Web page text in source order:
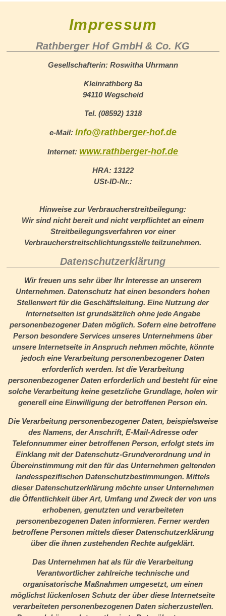
Impressum
Rathberger Hof GmbH & Co. KG
Gesellschafterin: Roswitha Uhrmann
Kleinrathberg 8a
94110 Wegscheid
Tel. (08592) 1318
e-Mail: info@rathberger-hof.de
Internet: www.rathberger-hof.de
HRA: 13122
USt-ID-Nr.:
Hinweise zur Verbraucherstreitbeilegung:
Wir sind nicht bereit und nicht verpflichtet an einem
Streitbeilegungsverfahren vor einer
Verbraucherstreitschlichtungsstelle teilzunehmen.
Datenschutzerklärung
Wir freuen uns sehr über Ihr Interesse an unserem
Unternehmen. Datenschutz hat einen besonders hohen
Stellenwert für die Geschäftsleitung. Eine Nutzung der
Internetseiten ist grundsätzlich ohne jede Angabe
personenbezogener Daten möglich. Sofern eine betroffene
Person besondere Services unseres Unternehmens über
unsere Internetseite in Anspruch nehmen möchte, könnte
jedoch eine Verarbeitung personenbezogener Daten
erforderlich werden. Ist die Verarbeitung
personenbezogener Daten erforderlich und besteht für eine
solche Verarbeitung keine gesetzliche Grundlage, holen wir
generell eine Einwilligung der betroffenen Person ein.
Die Verarbeitung personenbezogener Daten, beispielsweise
des Namens, der Anschrift, E-Mail-Adresse oder
Telefonnummer einer betroffenen Person, erfolgt stets im
Einklang mit der Datenschutz-Grundverordnung und in
Übereinstimmung mit den für das Unternehmen geltenden
landesspezifischen Datenschutzbestimmungen. Mittels
dieser Datenschutzerklärung möchte unser Unternehmen
die Öffentlichkeit über Art, Umfang und Zweck der von uns
erhobenen, genutzten und verarbeiteten
personenbezogenen Daten informieren. Ferner werden
betroffene Personen mittels dieser Datenschutzerklärung
über die ihnen zustehenden Rechte aufgeklärt.
Das Unternehmen hat als für die Verarbeitung
Verantwortlicher zahlreiche technische und
organisatorische Maßnahmen umgesetzt, um einen
möglichst lückenlosen Schutz der über diese Internetseite
verarbeiteten personenbezogenen Daten sicherzustellen.